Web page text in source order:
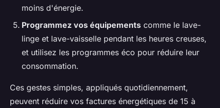
moins d'énergie.
Programmez vos équipements comme le lave-
linge et lave-vaisselle pendant les heures creuses,
et utilisez les programmes éco pour réduire leur
consommation.
Ces gestes simples, appliqués quotidiennement,
peuvent réduire vos factures énergétiques de 15 à